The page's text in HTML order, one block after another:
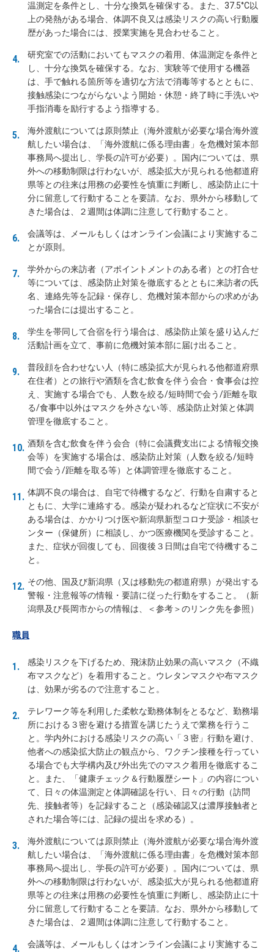
温測定を条件とし、十分な換気を確保する。また、37.5°C以
上の発熱がある場合、体調不良又は感染リスクの高い行動履
歴があった場合には、授業実施を見合わせること。
研究室での活動においてもマスクの着用、体温測定を条件と
し、十分な換気を確保する。なお、実験等で使用する機器
は、手で触れる箇所等を適切な方法で消毒等するとともに、
接触感染につながらないよう開始・休憩・終了時に手洗いや
手指消毒を励行するよう指導する。
海外渡航については原則禁止（海外渡航が必要な場合海外渡
航したい場合は、「海外渡航に係る理由書」を危機対策本部
事務局へ提出し、学長の許可が必要）。国内については、県
外への移動制限は行わないが、感染拡大が見られる他都道府
県等との往来は用務の必要性を慎重に判断し、感染防止に十
分に留意して行動することを要請。なお、県外から移動して
きた場合は、２週間は体調に注意して行動すること。
会議等は、メールもしくはオンライン会議により実施するこ
とが原則。
学外からの来訪者（アポイントメントのある者）との打合せ
等については、感染防止対策を徹底するとともに来訪者の氏
名、連絡先等を記録・保存し、危機対策本部からの求めがあ
った場合には提出すること。
学生を帯同して合宿を行う場合は、感染防止策を盛り込んだ
活動計画を立て、事前に危機対策本部に届け出ること。
普段顔を合わせない人（特に感染拡大が見られる他都道府県
在住者）との旅行や酒類を含む飲食を伴う会合・食事会は控
え、実施する場合でも、人数を絞る/短時間で会う/距離を取
る/食事中以外はマスクを外さない等、感染防止対策と体調
管理を徹底すること。
酒類を含む飲食を伴う会合（特に会議費支出による情報交換
会等）を実施する場合は、感染防止対策（人数を絞る/短時
間で会う/距離を取る等）と体調管理を徹底すること。
体調不良の場合は、自宅で待機するなど、行動を自粛すると
ともに、大学に連絡する。感染が疑われるなど症状に不安が
ある場合は、かかりつけ医や新潟県新型コロナ受診・相談セ
ンター（保健所）に相談し、かつ医療機関を受診すること。
また、症状が回復しても、回復後３日間は自宅で待機するこ
と。
その他、国及び新潟県（又は移動先の都道府県）が発出する
警報・注意報等の情報・要請に従った行動をすること。（新
潟県及び長岡市からの情報は、＜参考＞のリンク先を参照）
職員
感染リスクを下げるため、飛沫防止効果の高いマスク（不織
布マスクなど）を着用すること。ウレタンマスクや布マスク
は、効果が劣るので注意すること。
テレワーク等を利用した柔軟な勤務体制をとるなど、勤務場
所における３密を避ける措置を講じたうえで業務を行うこ
と。学内外における感染リスクの高い「３密」行動を避け、
他者への感染拡大防止の観点から、ワクチン接種を行ってい
る場合でも大学構内及び外出先でのマスク着用を徹底するこ
と。また、「健康チェック＆行動履歴シート」の内容につい
て、日々の体温測定と体調確認を行い、日々の行動（訪問
先、接触者等）を記録すること（感染確認又は濃厚接触者と
された場合等には、記録の提出を求める）。
海外渡航については原則禁止（海外渡航が必要な場合海外渡
航したい場合は、「海外渡航に係る理由書」を危機対策本部
事務局へ提出し、学長の許可が必要）。国内については、県
外への移動制限は行わないが、感染拡大が見られる他都道府
県等との往来は用務の必要性を慎重に判断し、感染防止に十
分に留意して行動することを要請。なお、県外から移動して
きた場合は、２週間は体調に注意して行動すること。
会議等は、メールもしくはオンライン会議により実施するこ